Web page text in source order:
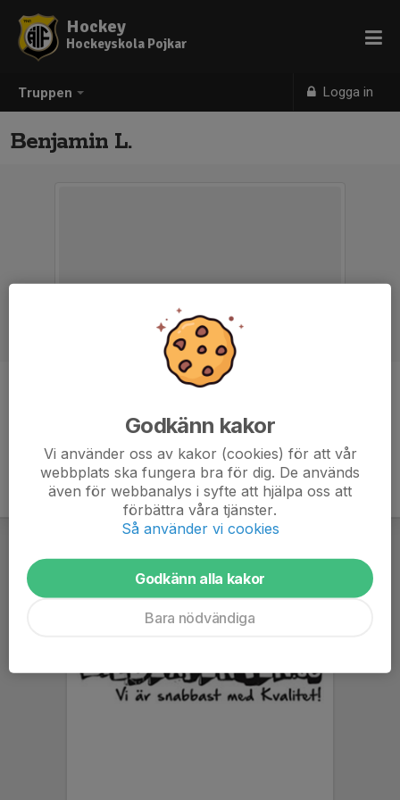
Truppen Logga in
Hockey
Hockeyskola Pojkar
Benjamin L.
Godkänn kakor
Vi använder oss av kakor (cookies) för att vår
webbplats ska fungera bra för dig. De används
även för webbanalys i syfte att hjälpa oss att
förbättra våra tjänster.
Så använder vi cookies
Godkänn alla kakor
Bara nödvändiga